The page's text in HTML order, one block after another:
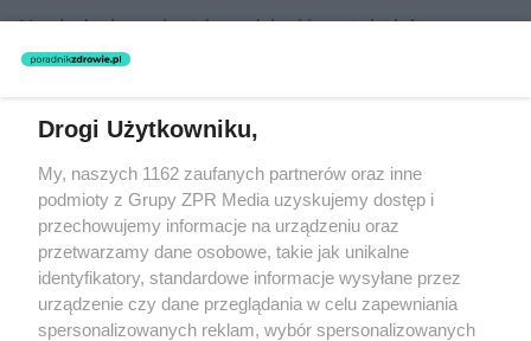
U młodych pacjentów – dzieci i nastolatków –
bardzo duże znaczenie w leczeniu zaburzeń
bywają wykorzystywane w leczeniu omawianych
problemów, przykładowo u chorych na anoreksję
wykorzystywane są kontrakty terapeutyczne.
Czasami w leczeniu zaburzeń odżywiania
wykorzystywane jest również i leczenie
farmakologiczne. Jednak nie doprowadzi do
Drogi Użytkowniku,
My, naszych 1162 zaufanych partnerów oraz inne
podmioty z Grupy ZPR Media uzyskujemy dostęp i
przechowujemy informacje na urządzeniu oraz
przetwarzamy dane osobowe, takie jak unikalne
identyfikatory, standardowe informacje wysyłane przez
urządzenie czy dane przeglądania w celu zapewniania
spersonalizowanych reklam, wybór spersonalizowanych